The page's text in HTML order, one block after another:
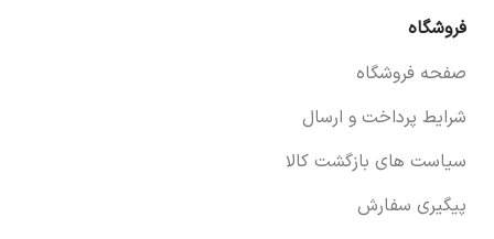
فروشگاه
صفحه فروشگاه
شرایط پرداخت و ارسال
سیاست های بازگشت کالا
پیگیری سفارش